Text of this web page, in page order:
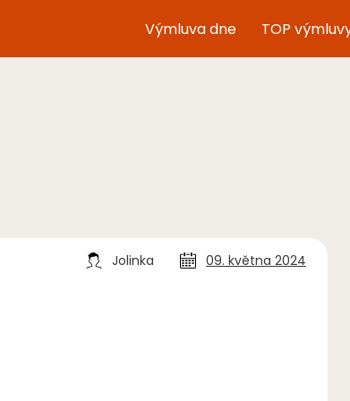
Výmluva dne TOP
Jolinka 09. května 2024